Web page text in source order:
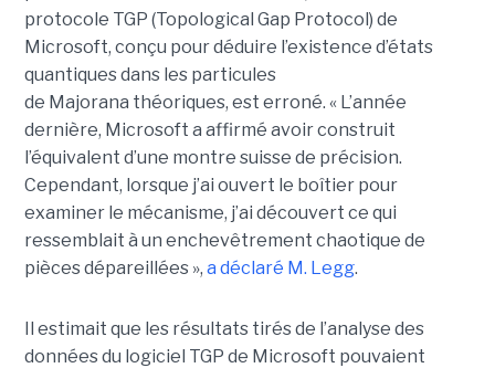
protocole TGP (Topological Gap Protocol) de
Microsoft, conçu pour déduire l’existence d’états
quantiques dans les particules
de Majorana théoriques, est erroné. « L’année
dernière, Microsoft a affirmé avoir construit
l’équivalent d’une montre suisse de précision.
Cependant, lorsque j’ai ouvert le boîtier pour
examiner le mécanisme, j’ai découvert ce qui
ressemblait à un enchevêtrement chaotique de
pièces dépareillées », a déclaré M. Legg.
Il estimait que les résultats tirés de l’analyse des
données du logiciel TGP de Microsoft pouvaient